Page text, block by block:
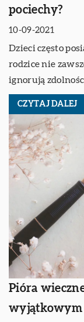
pociechy?
10-09-2021
Dzieci często
rodzice nie
ignorują
CZYTAJ DALEJ
Pióra
wyjątkowym